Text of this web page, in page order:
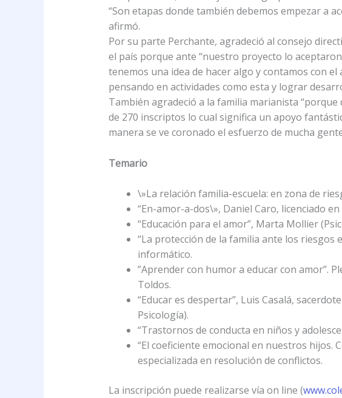
“Son etapas donde también debemos empezar a
afirmó.
Por su parte Perchante, agradeció al consejo
el país porque ante “nuestro proyecto lo
tenemos una idea de hacer algo y contamos con
pensando en actividades como esta y lograr
También agradeció a la familia marianista
de 270 inscriptos lo cual significa un apoyo
manera se ve coronado el esfuerzo de mucha
Temario
\»La relación familia-escuela: en zona de
“En-amor-a-dos\», Daniel Caro, licenciado en
“Educación para el amor”, Marta Mollier
“La protección de la familia ante los riesgos
informático.
”Aprender con humor a educar con amor”.
Toldos.
“Educar es despertar”, Luis Casalá,
Psicología).
“Trastornos de conducta en niños y
“El coeficiente emocional en nuestros hijos.
especializada en resolución de conflictos.
La inscripción puede realizarse vía on line (